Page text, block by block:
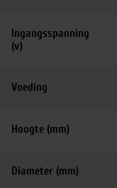
Ingangsspanning
(v)
Voeding
Hoogte (mm)
Diameter (mm)